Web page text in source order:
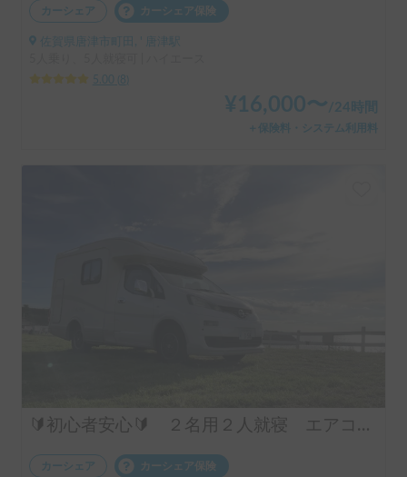
カーシェア カーシェア保険
佐賀県唐津市町田, ' 唐津駅
5.00
8
¥ 16,000〜 /24時間
＋保険料・システム利用料
🔰初心者安心🔰 ２名用２人就寝 エアコン付 1600cc 2WD AT車
カーシェア カーシェア保険